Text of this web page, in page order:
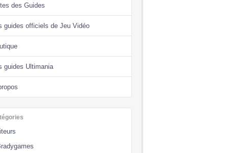
des Guides
guides officiels de Jeu Vidéo
guides Ultimania